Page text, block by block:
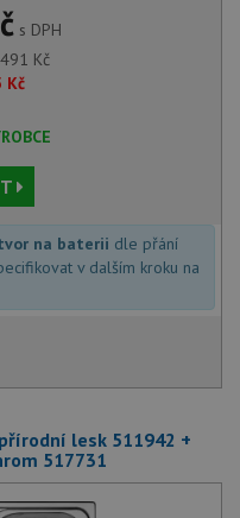
s DPH
Kč
Kč
na baterii dle přání
v dalším kroku na
lesk 511942 +
517731